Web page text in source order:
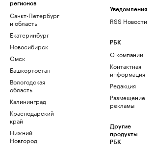
регионов
Санкт-Петербург
и область
Екатеринбург
Новосибирск
Омск
Башкортостан
Вологодская
область
Калининград
Краснодарский
край
Нижний
Новгород
Уведомления
RSS Новости
РБК
О компании
Контактная
информация
Редакция
Размещение
рекламы
Другие
продукты
РБК